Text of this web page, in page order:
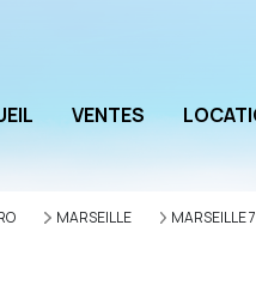
VENTES
MARSEILLE MARSEILLE